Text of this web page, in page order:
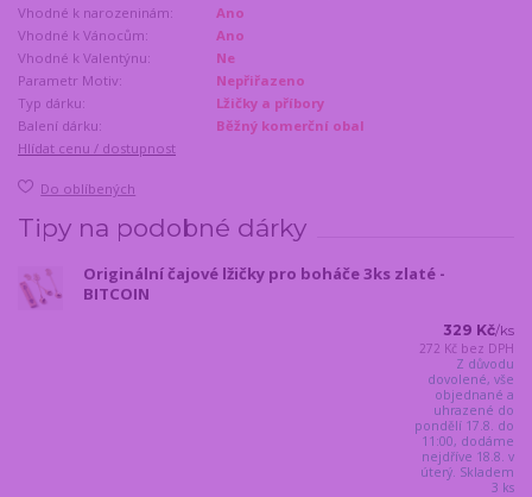
Vhodné k narozeninám:
Ano
Vhodné k Vánocům:
Ano
Vhodné k Valentýnu:
Ne
Parametr Motiv:
Nepřiřazeno
Typ dárku:
Lžičky a příbory
Balení dárku:
Běžný komerční obal
Hlídat cenu / dostupnost
Do oblíbených
Tipy na podobné dárky
Originální čajové lžičky pro boháče 3ks zlaté -
BITCOIN
329 Kč/ks
272 Kč bez DPH
Z důvodu
dovolené, vše
objednané a
uhrazené do
pondělí 17.8. do
11:00, dodáme
nejdříve 18.8. v
úterý. Skladem
3 ks